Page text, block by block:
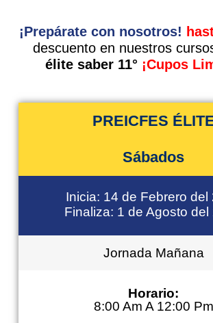
¡Prepárate con nosotros!
descuento en nuestros
élite saber 11° ¡Cupos
PREICFES
Sábados
Inicia: 14 de Febrero del
Finaliza: 1 de Agosto del
Jornada Mañana
Horario:
8:00 Am A 12:00 Pm